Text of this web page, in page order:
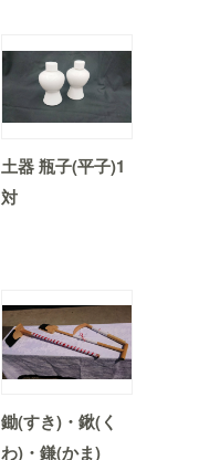
土器 瓶子(平子)1
対
鋤(すき)・鍬(く
わ)・鎌(かま)